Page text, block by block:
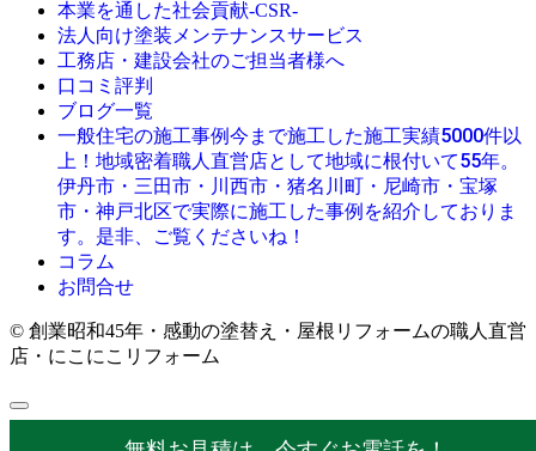
本業を通した社会貢献-CSR-
法人向け塗装メンテナンスサービス
工務店・建設会社のご担当者様へ
口コミ評判
ブログ一覧
一般住宅の施工事例今まで施工した施工実績5000件以
上！地域密着職人直営店として地域に根付いて55年。
伊丹市・三田市・川西市・猪名川町・尼崎市・宝塚
市・神戸北区で実際に施工した事例を紹介しておりま
す。是非、ご覧くださいね！
コラム
お問合せ
© 創業昭和45年・感動の塗替え・屋根リフォームの職人直営
店・にこにこリフォーム